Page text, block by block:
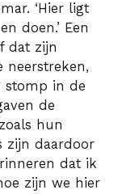
‘Hier ligt
doen.’ Een
dat zijn
neerstreken,
stomp in de
de
hun
zijn daardoor
dat ik
zijn we hier